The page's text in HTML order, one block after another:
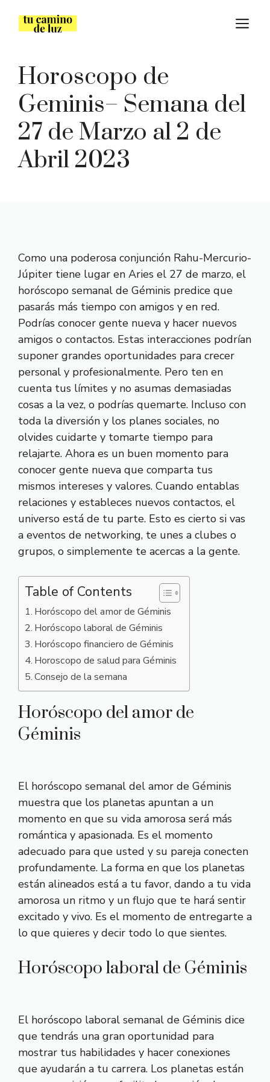
Horoscopo de
Geminis– Semana del
27 de Marzo al 2 de
Abril 2023
Como una poderosa conjunción Rahu-Mercurio-
Júpiter tiene lugar en Aries el 27 de marzo, el
horóscopo semanal de Géminis predice que
pasarás más tiempo con amigos y en red.
Podrías conocer gente nueva y hacer nuevos
amigos o contactos. Estas interacciones podrían
suponer grandes oportunidades para crecer
personal y profesionalmente. Pero ten en
cuenta tus límites y no asumas demasiadas
cosas a la vez, o podrías quemarte. Incluso con
toda la diversión y los planes sociales, no
olvides cuidarte y tomarte tiempo para
relajarte. Ahora es un buen momento para
conocer gente nueva que comparta tus
mismos intereses y valores. Cuando entablas
relaciones y estableces nuevos contactos, el
universo está de tu parte. Esto es cierto si vas
a eventos de networking, te unes a clubes o
grupos, o simplemente te acercas a la gente.
Table of Contents
Horóscopo del amor de Géminis
Horóscopo laboral de Géminis
Horóscopo financiero de Géminis
Horoscopo de salud para Géminis
Consejo de la semana
Horóscopo del amor de
Géminis
El horóscopo semanal del amor de Géminis
muestra que los planetas apuntan a un
momento en que su vida amorosa será más
romántica y apasionada. Es el momento
adecuado para que usted y su pareja conecten
profundamente. La forma en que los planetas
están alineados está a tu favor, dando a tu vida
amorosa un ritmo y un flujo que te hará sentir
excitado y vivo. Es el momento de entregarte a
lo que quieres y decir todo lo que sientes.
Horóscopo laboral de Géminis
El horóscopo laboral semanal de Géminis dice
que tendrás una gran oportunidad para
mostrar tus habilidades y hacer conexiones
que ayudarán a tu carrera. Los planetas están